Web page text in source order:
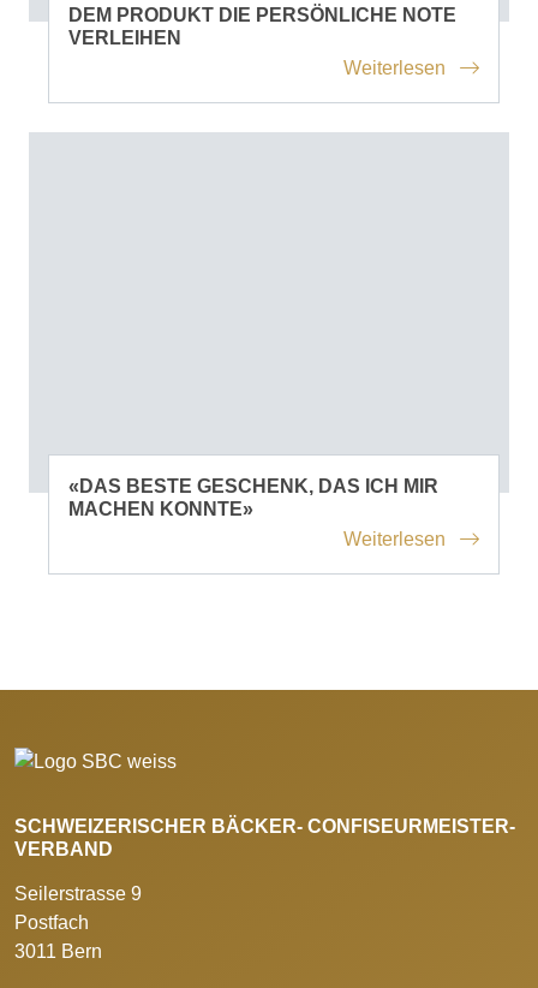
DEM PRODUKT DIE PERSÖNLICHE NOTE
VERLEIHEN
Weiterlesen
«DAS BESTE GESCHENK, DAS ICH MIR
MACHEN KONNTE»
Weiterlesen
SCHWEIZERISCHER BÄCKER- CONFISEURMEISTER-
VERBAND
Seilerstrasse 9
Postfach
3011 Bern